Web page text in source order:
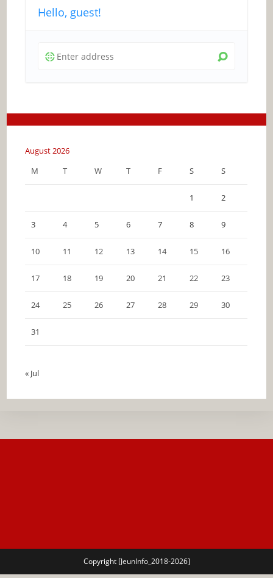
Hello, guest!
August 2026
M
T W T F S S
1 2
3 4 5 6 7 8 9
10 11 12 13 14 15 16
17 18 19 20 21 22 23
24 25 26 27 28 29 30
31
« Jul
Copyright [JeunInfo_2018-2026]